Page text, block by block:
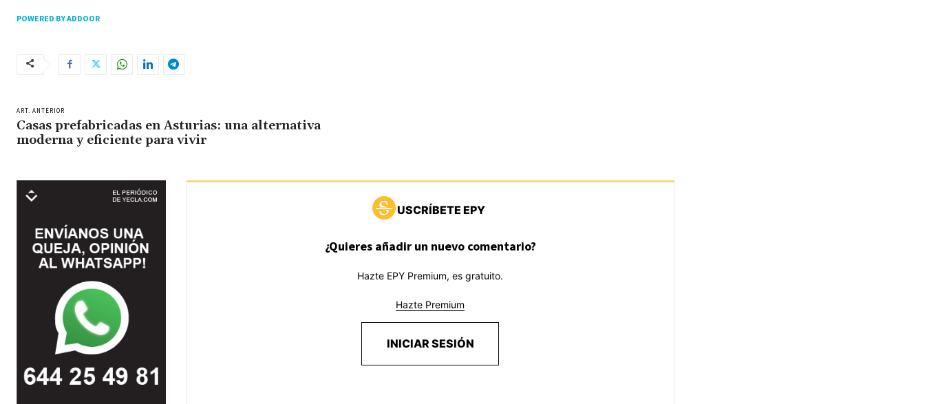
POWERED BY ADDOOR
ART. ANTERIOR
Casas prefabricadas en Asturias: una alternativa
moderna y eficiente para vivir
USCRÍBETE EPY
¿Quieres añadir un nuevo comentario?
Hazte EPY Premium, es gratuito.
Hazte Premium
INICIAR SESIÓN